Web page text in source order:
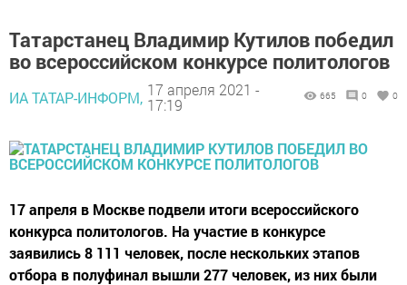
Татарстанец Владимир Кутилов победил
во всероссийском конкурсе политологов
ИА ТАТАР-ИНФОРМ, 17 апреля 2021 -
17:19
665 0 0
17 апреля в Москве подвели итоги всероссийского
конкурса политологов. На участие в конкурсе
заявились 8 111 человек, после нескольких этапов
отбора в полуфинал вышли 277 человек, из них были